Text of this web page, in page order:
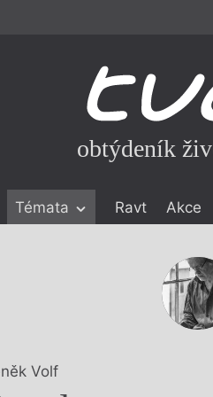
obtýdeník
Témata Ravt Akce
Volf